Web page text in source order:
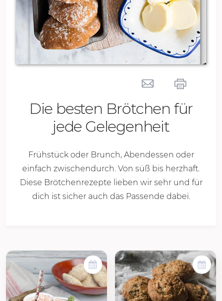
Die besten Brötchen für
jede Gelegenheit
Frühstück oder Brunch, Abendessen oder
einfach zwischendurch. Von süß bis herzhaft.
Diese Brötchenrezepte lieben wir sehr und für
dich ist sicher auch das Passende dabei.